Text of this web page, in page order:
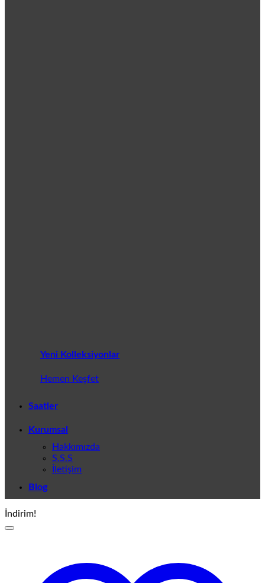
Yeni Kolleksiyonlar
Hemen Keşfet
Saatler
Kurumsal
Hakkımızda
S.S.S
İletişim
Blog
İndirim!